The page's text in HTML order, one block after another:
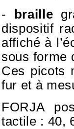
-
braille
dispositif
affiché à
sous forme
Ces picots
fur et à
FORJA
tactile : 40,